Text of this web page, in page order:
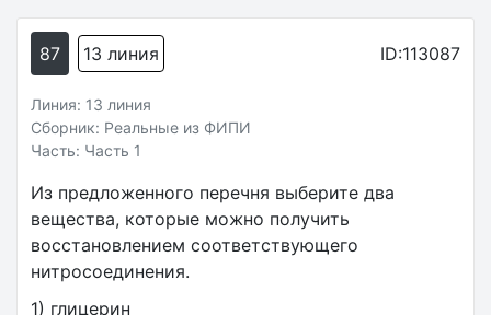
87 13 линия ID:113087
Линия: 13 линия
Сборник: Реальные из ФИПИ
Часть: Часть 1
Из предложенного перечня выберите два
вещества, которые можно получить
восстановлением соответствующего
нитросоединения.
1) глицерин